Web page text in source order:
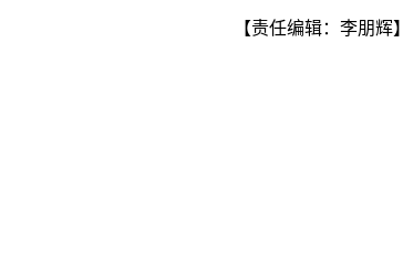
【责任编辑：李朋辉】